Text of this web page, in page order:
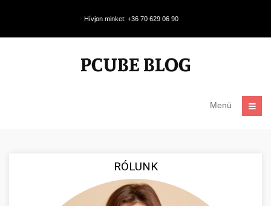
Hívjon minket: +36 70 629 06 90
Menü
RÓLUNK